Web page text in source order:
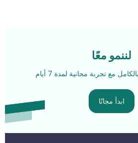
لننمو معًا
مع تجربة مجانية لمدة 7 أيام
ابدأ مجانًا